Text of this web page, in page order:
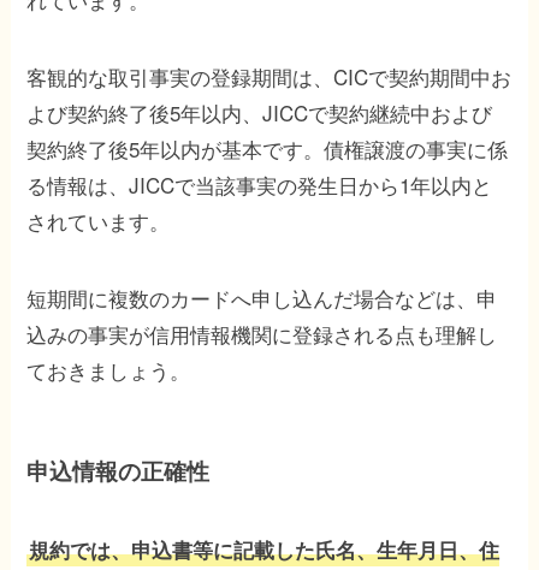
客観的な取引事実の登録期間は、CICで契約期間中お
よび契約終了後5年以内、JICCで契約継続中および
契約終了後5年以内が基本です。債権譲渡の事実に係
る情報は、JICCで当該事実の発生日から1年以内と
されています。
短期間に複数のカードへ申し込んだ場合などは、申
込みの事実が信用情報機関に登録される点も理解し
ておきましょう。
申込情報の正確性
規約では、申込書等に記載した氏名、生年月日、住